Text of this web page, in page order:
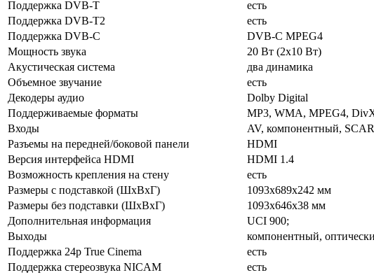
Поддержка DVB-T
есть
Поддержка DVB-T2
есть
Поддержка DVB-C
DVB-C MPEG4
Мощность звука
20 Вт (2x10 Вт)
Акустическая система
два динамика
Объемное звучание
есть
Декодеры аудио
Dolby Digital
Поддерживаемые форматы
MP3, WMA, MPEG4,
Входы
AV, компонентный,
Разъемы на передней/боковой панели
HDMI
Версия интерфейса HDMI
HDMI 1.4
Возможность крепления на стену
есть
Размеры с подставкой (ШxВxГ)
1093x689x242 мм
Размеры без подставки (ШxВxГ)
1093x646x38 мм
Дополнительная информация
UCI 900;
Выходы
компонентный,
Поддержка 24p True Cinema
есть
Поддержка стереозвука NICAM
есть